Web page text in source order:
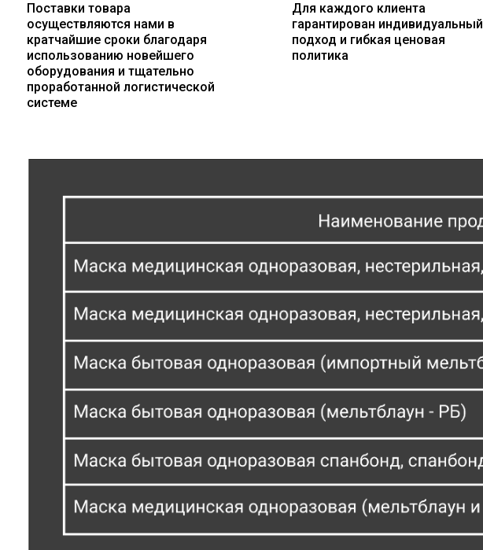
Поставки товара
осуществляются нами в
кратчайшие сроки благодаря
использованию новейшего
оборудования и тщательно
проработанной логистической
системе
Для каждого клиента
гарантирован индивидуальный
подход и гибкая ценовая
политика